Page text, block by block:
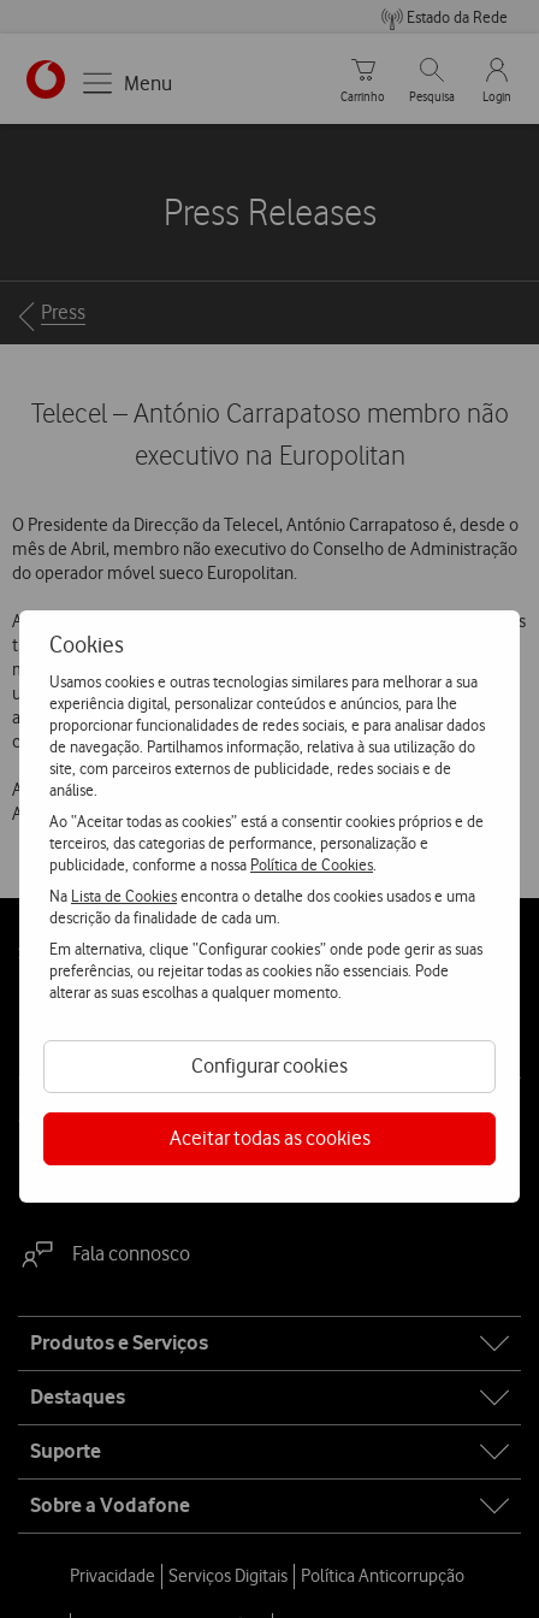
Cookies
Usamos cookies e outras tecnologias similares para melhorar a sua
experiência digital, personalizar conteúdos e anúncios, para lhe
proporcionar funcionalidades de redes sociais, e para analisar dados
de navegação. Partilhamos informação, relativa à sua utilização do
site, com parceiros externos de publicidade, redes sociais e de
análise.
Ao “Aceitar todas as cookies” está a consentir cookies próprios e de
terceiros, das categorias de performance, personalização e
publicidade, conforme a nossa Política de Cookies
Na Lista de Cookiesencontra o detalhe dos cookies usados e uma
descrição da finalidade de cada um.
Em alternativa, clique “Configurar cookies” onde pode gerir as suas
preferências, ou rejeitar todas as cookies não essenciais. Pode
alterar as suas escolhas a qualquer momento.
Configurar cookies
Aceitar todas as cookies
Estado da Rede
https://www.vodafone.pt
Menu
Carrinho de compras
Carrinho
Pesquisar
Pesquisa
My
Login
Press Releases
Breadcrumbs
Press
Telecel – António Carrapatoso membro não
executivo na Europolitan
O Presidente da Direcção da Telecel, António Carrapatoso é, desde o
mês de Abril, membro não executivo do Conselho de Administração
do operador móvel sueco Europolitan.
A Europolitan iniciou o seu serviço comercial em 1992, sendo um dos
três operadores de um país onde se regista uma das maiores taxas
mundiais de penetração do serviço celular, representando 46% de
uma população de 8,9 milhões de habitantes. Os principais
accionistas da Europolitan são a AirTouch, com 51,1%, e a Vodafone,
com 20%, estando o restante capital disperso em bolsa.
António Carrapatoso já era, desde 1997, membro não executivo da
Administração do operador móvel espanhol AirTel.
Follow
Social
Contacta-nos
WhatsApp Webchat
Fala connosco
map
Produtos e Serviços
Destaques
Suporte
Sobre a Vodafone
Privacidade Serviços Digitais Política Anticorrupção